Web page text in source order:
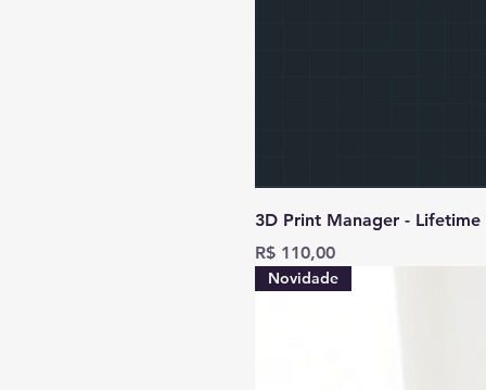
3D Print Manager - Lifetime
Preço
R$ 110,00
Novidade